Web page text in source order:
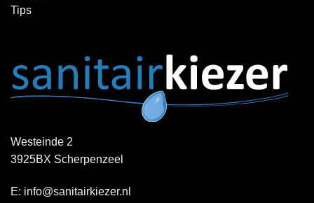
Tips
Westeinde 2
3925BX Scherpenzeel
E: info@sanitairkiezer.nl